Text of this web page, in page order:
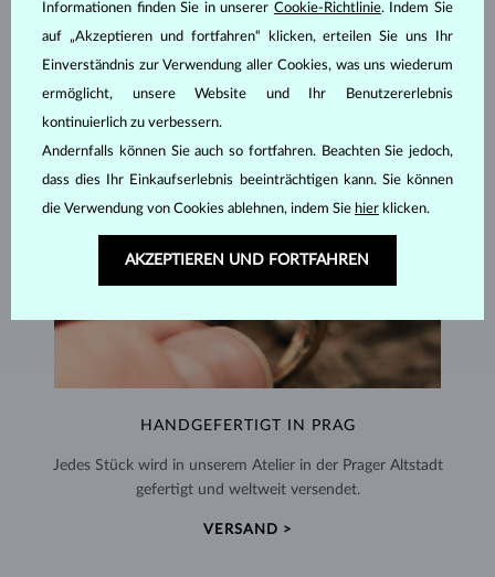
HANDGEFERTIGT IN PRAG
Jedes Stück wird in unserem Atelier in der Prager Altstadt
gefertigt und weltweit versendet.
VERSAND >
Informationen finden Sie in unserer Cookie-Richtlinie. Indem Sie
auf „Akzeptieren und fortfahren“ klicken, erteilen Sie uns Ihr
Einverständnis zur Verwendung aller Cookies, was uns wiederum
ermöglicht, unsere Website und Ihr Benutzererlebnis
kontinuierlich zu verbessern.
Andernfalls können Sie auch so fortfahren. Beachten Sie jedoch,
dass dies Ihr Einkaufserlebnis beeinträchtigen kann. Sie können
die Verwendung von Cookies ablehnen, indem Sie hier klicken.
AKZEPTIEREN UND FORTFAHREN